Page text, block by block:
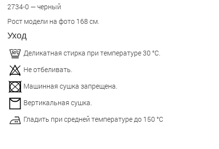
2734-0 — черный
Рост модели на фото 168 см.
Уход
Деликатная стирка при температуре 30 °С.
Не отбеливать.
Машинная сушка запрещена.
Вертикальная сушка.
Гладить при средней температуре до 150 °С